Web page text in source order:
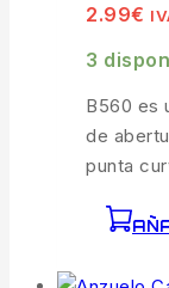
2.99€
3
B560 es
de
punta